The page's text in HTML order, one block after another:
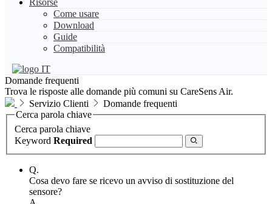
Risorse
Come usare
Download
Guide
Compatibilità
IT
Domande frequenti
Trova le risposte alle domande più comuni su CareSens Air.
Servizio Clienti
Domande frequenti
Cerca parola chiave
Cerca parola chiave
Keyword Required
Q.
Cosa devo fare se ricevo un avviso di sostituzione del
sensore?